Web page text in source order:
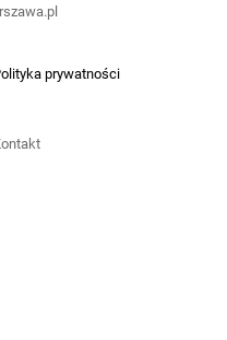
prywatności